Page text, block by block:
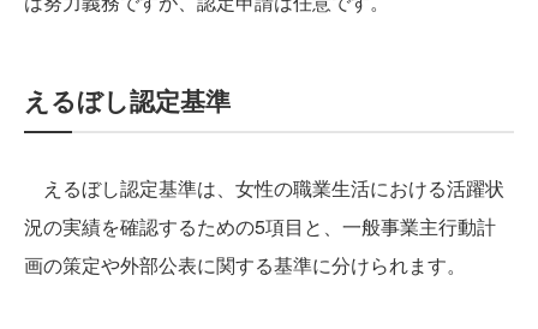
えるぼし認定基準
えるぼし認定基準は、女性の職業生活における活躍状
況の実績を確認するための5項目と、一般事業主行動計
画の策定や外部公表に関する基準に分けられます。